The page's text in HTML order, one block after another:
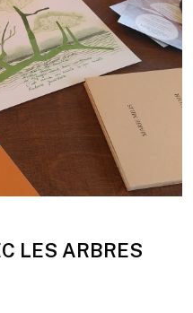
LES ARBRES